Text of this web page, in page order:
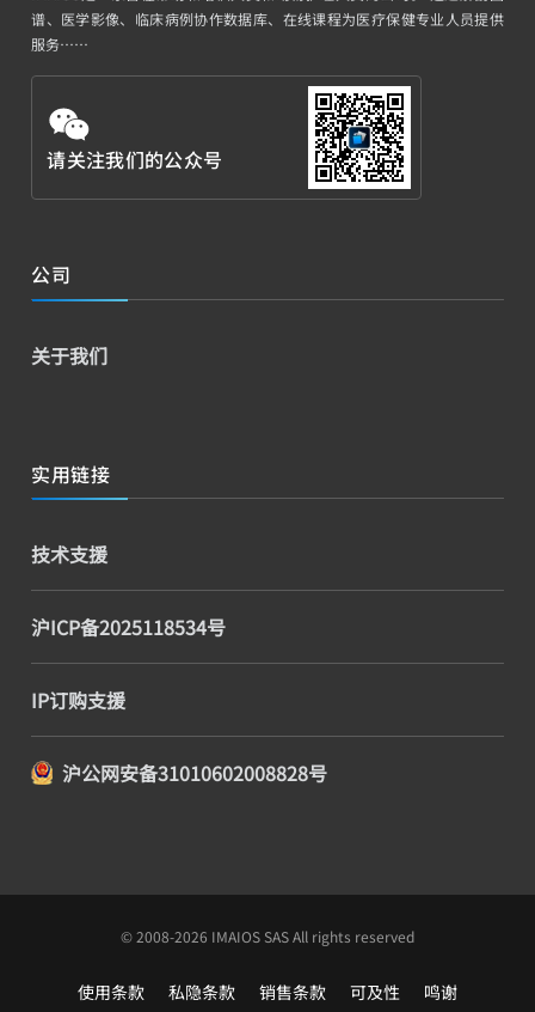
谱、医学影像、临床病例协作数据库、在线课程为医疗保健专业人员提供
服务……
请关注我们的公众号
公司
关于我们
实用链接
技术支援
沪ICP备2025118534号
IP订购支援
沪公网安备31010602008828号
© 2008-2026 IMAIOS SAS All rights reserved
使用条款 私隐条款 销售条款 可及性 鸣谢